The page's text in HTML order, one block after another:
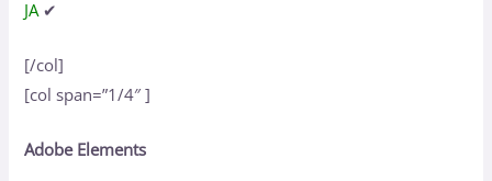
JA ✔
[/col]
[col span=”1/4″ ]
Adobe Elements